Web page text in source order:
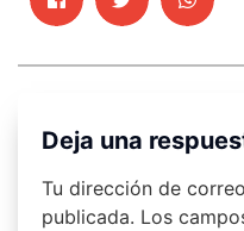
Deja una
Tu dirección de
publicada. Los